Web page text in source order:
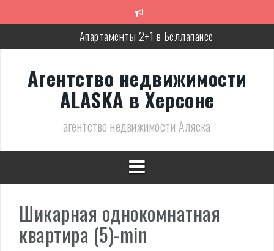
Апартаменты 2+1 в Беллапаисе
Трёхспальная вилла в комплексе в Лапте
Современная, полностью готовая вилла в Алсанджаке
Люкс вилла с дизайнерским ремонтом
Великолепное бунгало в Фамагусте
Агентство недвижимости
ALASKA в Херсоне
агентство недвижимости Аляска
Шикарная однокомнатная
квартира (5)-min